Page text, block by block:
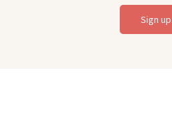
Sign up